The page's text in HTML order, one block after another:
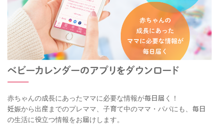
赤ちゃんの成長にあったママに必要な情報が毎日届く！
妊娠から出産までのプレママ、子育て中のママ・パパにも、毎日
の生活に役立つ情報をお届けします。